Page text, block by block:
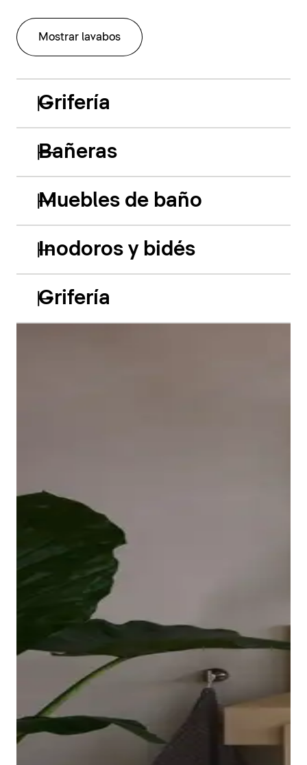
Mostrar lavabos
Grifería
Los grifos adecuados para lavabo, bidé, ducha y
bañera completan la gama de la serie Balcoon. Su
manilla elíptica se integra en el cuerpo del grifo con
un suave arco y resulta muy agradable al tacto.
Bañeras
esquinas y es fácil de limpiar. El interior ergonómico,
disponible en Blanco o Blanco mate, invita a relajarse
Mostrar bañeras
Muebles de baño
Inodoros y bidés
Grifería